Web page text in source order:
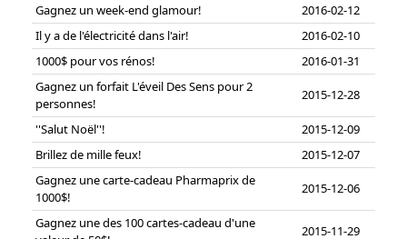
Gagnez un week-end glamour!
2016-02-12
Il y a de l'électricité dans l'air!
2016-02-10
1000$ pour vos rénos!
2016-01-31
Gagnez un forfait L'éveil Des Sens pour 2
personnes!
2015-12-28
''Salut Noël''!
2015-12-09
Brillez de mille feux!
2015-12-07
Gagnez une carte-cadeau Pharmaprix de
1000$!
2015-12-06
Gagnez une des 100 cartes-cadeau d'une
2015-11-29